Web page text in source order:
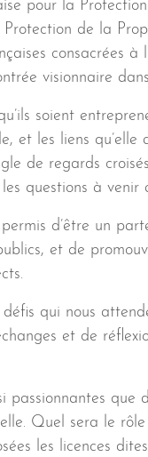
pour la
de la
consacrées
visionnaire
soient
et les liens
de regards
questions à
d’être un
et de
qui nous
et de
passionnantes que
Quel sera le
les licences